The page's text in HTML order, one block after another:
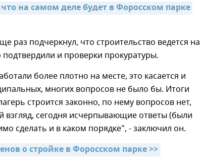
на самом деле будет в Форосском парке
раз подчеркнул, что строительство ведется на
и проверки прокуратуры.
более плотно на месте, это касается и
многих вопросов не было бы. Итоги
строится законно, по нему вопросов нет,
взгляд, сегодня исчерпывающие ответы (были
сделать и в каком порядке", - заключил он.
о стройке в Форосском парке >>